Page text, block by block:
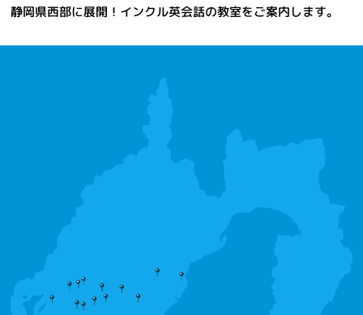
静岡県西部に展開！インクル英会話の教室をご案内します。